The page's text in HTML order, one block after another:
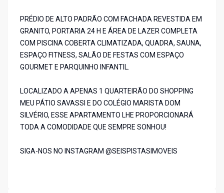
PRÉDIO DE ALTO PADRÃO COM FACHADA REVESTIDA EM
GRANITO, PORTARIA 24 H E ÁREA DE LAZER COMPLETA
COM PISCINA COBERTA CLIMATIZADA, QUADRA, SAUNA,
ESPAÇO FITNESS, SALÃO DE FESTAS COM ESPAÇO
GOURMET E PARQUINHO INFANTIL.
LOCALIZADO A APENAS 1 QUARTEIRÃO DO SHOPPING
MEU PÁTIO SAVASSI E DO COLÉGIO MARISTA DOM
SILVÉRIO, ESSE APARTAMENTO LHE PROPORCIONARÁ
TODA A COMODIDADE QUE SEMPRE SONHOU!
SIGA-NOS NO INSTAGRAM @SEISPISTASIMOVEIS